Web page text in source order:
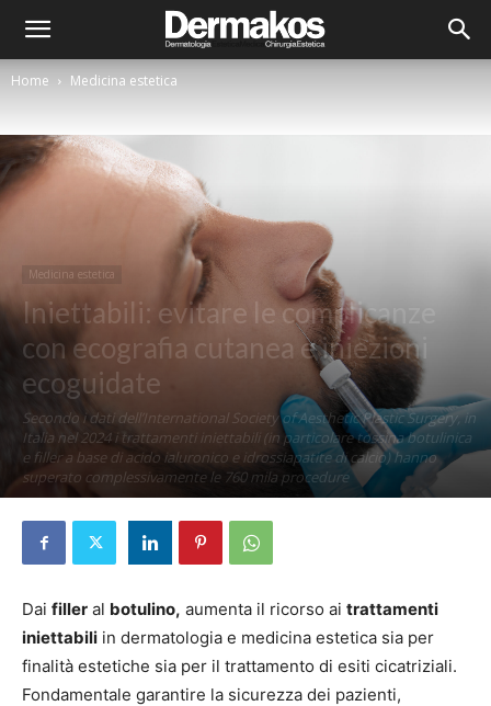
Home Medicina estetica
Medicina estetica
Iniettabili: evitare le complicanze
con ecografia cutanea e iniezioni
ecoguidate
Secondo i dati dell’International Society of Aesthetic Plastic Surgery, in
Italia nel 2024 i trattamenti iniettabili (in particolare tossina botulinica
e filler a base di acido ialuronico e idrossiapatite di calcio) hanno
superato complessivamente le 760 mila procedure
Dai filler al botulino, aumenta il ricorso ai trattamenti
iniettabili in dermatologia e medicina estetica sia per
finalità estetiche sia per il trattamento di esiti cicatriziali.
Fondamentale garantire la sicurezza dei pazienti,